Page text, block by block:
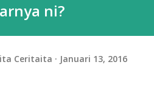
ni?
Ceritaita Januari 13, 2016